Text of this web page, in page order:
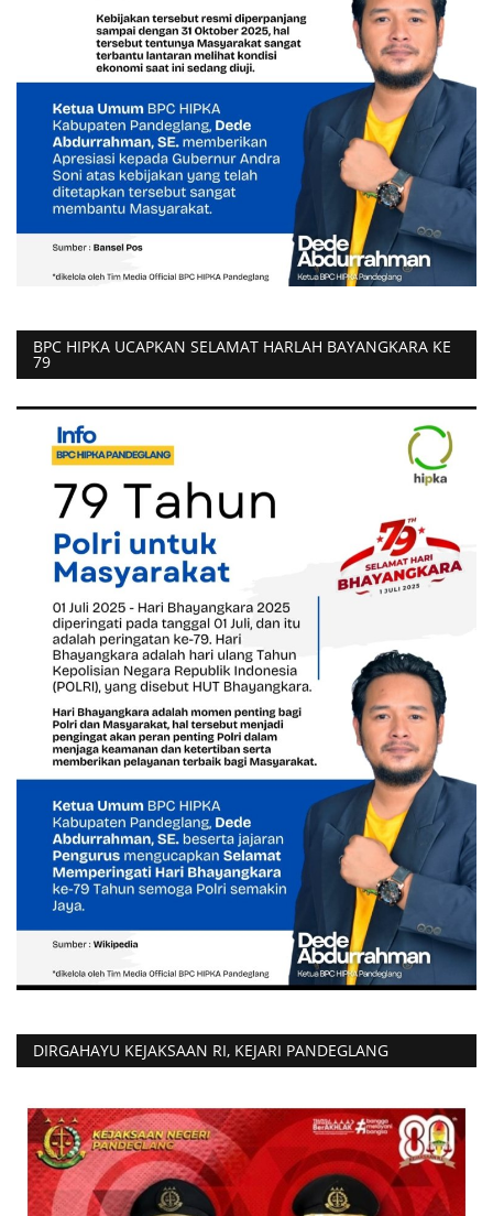
BPC HIPKA UCAPKAN SELAMAT HARLAH BAYANGKARA KE
79
DIRGAHAYU KEJAKSAAN RI, KEJARI PANDEGLANG